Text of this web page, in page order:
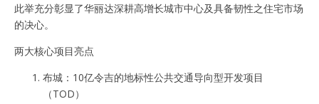
此举充分彰显了华丽达深耕高增长城市中心及具备韧性之住宅市场
的决心。
两大核心项目亮点
布城：10亿令吉的地标性公共交通导向型开发项目
（TOD）